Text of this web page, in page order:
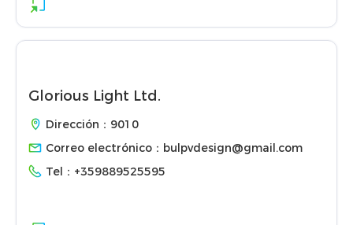
Glorious Light Ltd.
Dirección：9010
Correo electrónico： bulpvdesign@gmail.com
Tel： +359889525595